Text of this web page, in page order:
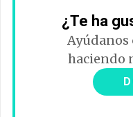
¿Te ha
Ayúdanos
haciendo